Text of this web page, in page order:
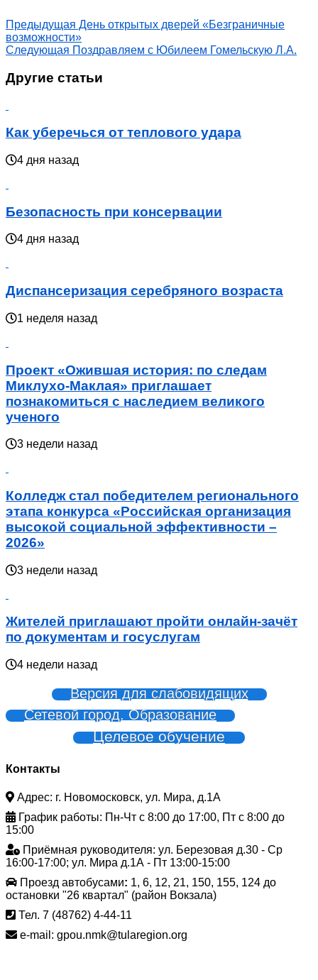
Предыдущая День открытых дверей «Безграничные
возможности»
Следующая Поздравляем с Юбилеем Гомельскую Л.А.
Другие статьи
Как уберечься от теплового удара
4 дня назад
Безопасность при консервации
4 дня назад
Диспансеризация серебряного возраста
1 неделя назад
Проект «Ожившая история: по следам
Миклухо-Маклая» приглашает
познакомиться с наследием великого
ученого
3 недели назад
Колледж стал победителем регионального
этапа конкурса «Российская организация
высокой социальной эффективности –
2026»
3 недели назад
Жителей приглашают пройти онлайн-зачёт
по документам и госуслугам
4 недели назад
Версия для слабовидящих
Сетевой город. Образование
Целевое обучение
Контакты
Адрес: г. Новомосковск, ул. Мира, д.1А
График работы: Пн-Чт с 8:00 до 17:00, Пт с 8:00 до
15:00
Приёмная руководителя: ул. Березовая д.30 - Ср
16:00-17:00; ул. Мира д.1А - Пт 13:00-15:00
Проезд автобусами: 1, 6, 12, 21, 150, 155, 124 до
остановки "26 квартал" (район Вокзала)
Тел. 7 (48762) 4-44-11
e-mail: gpou.nmk@tularegion.org